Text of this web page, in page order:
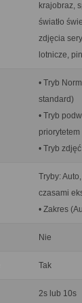
krajobraz,
światło
zdjęcia
lotnicze,
• Tryb
standard)
• Tryb
• Tryb
Tryby:
czasami
• Zakres
Nie
Tak
2s lub 10s